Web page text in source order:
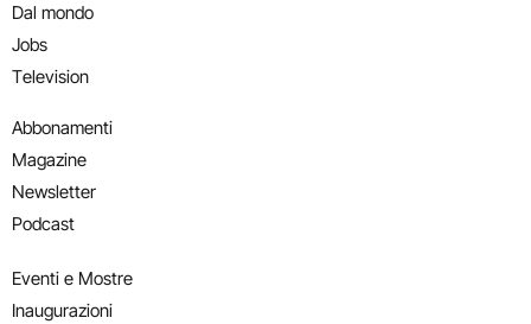
Dal mondo
Jobs
Television
Abbonamenti
Magazine
Newsletter
Podcast
Eventi e Mostre
Inaugurazioni